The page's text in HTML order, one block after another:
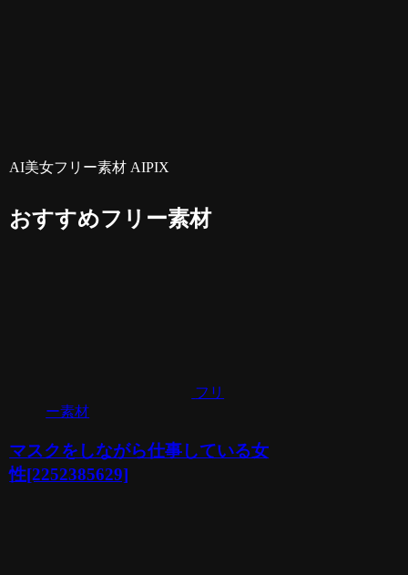
AI美女フリー素材 AIPIX
おすすめフリー素材
フリ
ー素材
マスクをしながら仕事している女
性[2252385629]